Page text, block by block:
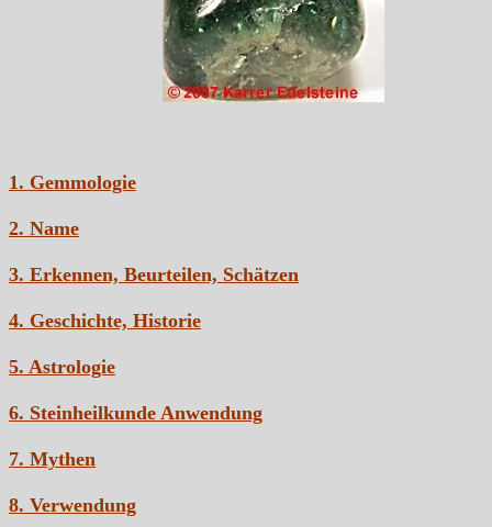
1. Gemmologie
2. Name
3. Erkennen, Beurteilen, Schätzen
4. Geschichte, Historie
5. Astrologie
6. Steinheilkunde Anwendung
7. Mythen
8. Verwendung